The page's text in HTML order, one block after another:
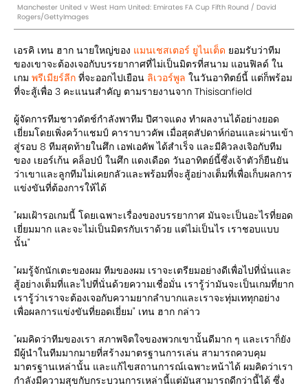
Manchester United v West Ham United: Emirates FA Cup Fifth Round / David
Rogers/GettyImages
เอรคิ เทน ฮาก นายใหญ่ของ แมนเชสเตอร์ ยูไนเต็ด ยอมรับว่าทีม
ของเขาจะต้องเจอกับบรรยากาศที่ไม่เป็นมิตรที่สนาม แอนฟิลด์ ใน
เกม พรีเมียร์ลีก ที่จะออกไปเยือน ลิเวอร์พูล ในวันอาทิตย์นี้ แต่ก็พร้อม
ที่จะสู้เพื่อ 3 คะแนนสำคัญ ตามรายงานจาก Thisisanfield
ผู้จัดการทีมชาวดัตช์กำลังพาทีม ปีศาจแดง ทำผลงานได้อย่างยอด
เยี่ยมโดยเพิ่งคว้าแชมป์ คาราบาวคัพ เมื่อสุดสัปดาห์ก่อนและผ่านเข้า
สู่รอบ 8 ทีมสุดท้ายในศึก เอฟเอคัพ ได้สำเร็จ และมีคิวลงเจิอกับทีม
ของ เยอร์เก้น คล็อปป์ ในศึก แดงเดือด วันอาทิตย์นี้ซึ่งเจ้าตัวก็ยืนยัน
ว่าเขาและลูกทีมไม่เคยกลัวและพร้อมที่จะสู้อย่างเต็มที่เพื่อเก็บผลการ
แข่งขันที่ต้องการให้ได้
"ผมเฝ้ารอเกมนี้ โดยเฉพาะเรื่องของบรรยากาศ มันจะเป็นอะไรที่ยอด
เยี่ยมมาก และจะไม่เป็นมิตรกับเราด้วย แต่ไม่เป็นไร เราชอบแบบ
นั้น"
"ผมรู้จักนักเตะของผม ทีมของผม เราจะเตรียมอย่างดีเพื่อไปที่นั่นและ
สู้อย่างเต็มที่และไปที่นั่นด้วยความเชื่อมั่น เรารู้ว่ามันจะเป็นเกมที่ยาก
เรารู้ว่าเราจะต้องเจอกับความยากลำบากและเราจะทุ่มเททุกอย่าง
เพื่อผลการแข่งขันที่ยอดเยี่ยม" เทน ฮาก กล่าว
"ผมคิดว่าทีมของเรา สภาพจิตใจของพวกเขานั้นดีมาก ๆ และเราก็ยัง
มีผู้นำในทีมมากมายที่สร้างมาตรฐานการเล่น สามารถควบคุม
มาตรฐานเหล่านั้น และแก้ไขสถานการณ์เฉพาะหน้าได้ ผมคิดว่าเรา
กำลังมีความสุขกับกระบวนการเหล่านี้แต่มันสามารถดีกว่านี้ได้ ซึ่ง